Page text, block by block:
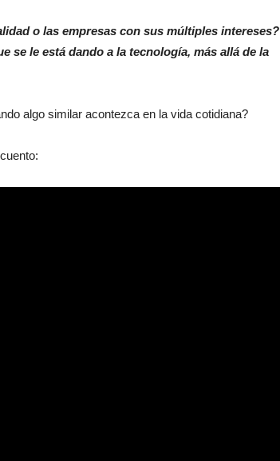
o las empresas con sus múltiples intereses?
se le está dando a la tecnología, más allá de la
algo similar acontezca en la vida cotidiana?